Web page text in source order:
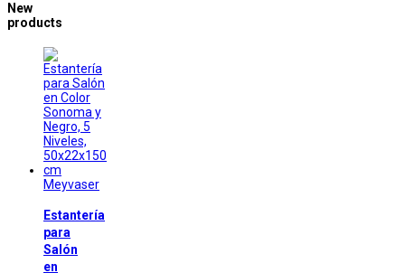
New
products
Meyvaser
Estantería
para
Salón
en